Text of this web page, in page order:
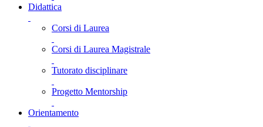
Didattica
Corsi di Laurea
Corsi di Laurea Magistrale
Tutorato disciplinare
Progetto Mentorship
Orientamento